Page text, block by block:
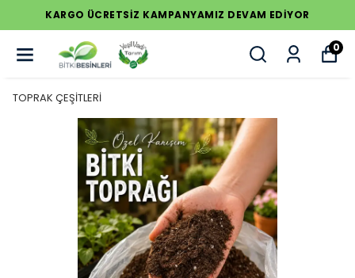
KARGO ÜCRETSİZ KAMPANYAMIZ DEVAM EDİYOR
0
TOPRAK ÇEŞİTLERİ